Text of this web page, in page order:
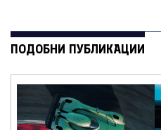
ПОДОБНИ ПУБЛИКАЦИИ